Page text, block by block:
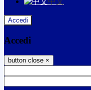
Accedi
Accedi
button close ×